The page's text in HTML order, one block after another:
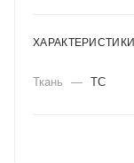
ХАРАКТЕРИСТИКИ
Ткань — ТС